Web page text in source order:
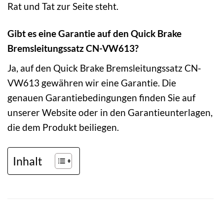
Rat und Tat zur Seite steht.
Gibt es eine Garantie auf den Quick Brake
Bremsleitungssatz CN-VW613?
Ja, auf den Quick Brake Bremsleitungssatz CN-
VW613 gewähren wir eine Garantie. Die
genauen Garantiebedingungen finden Sie auf
unserer Website oder in den Garantieunterlagen,
die dem Produkt beiliegen.
Inhalt